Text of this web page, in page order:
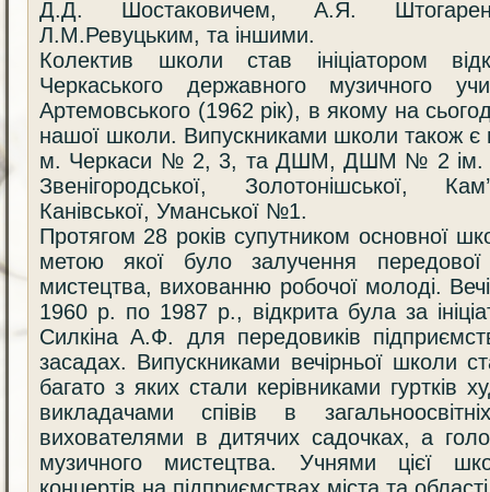
Д.Д. Шостаковичем, А.Я.
Л.М.Ревуцьким, та іншими.
Колектив школи став ініціатором
Черкаського державного музичного
Артемовського (1962 рік), в якому на
нашої школи. Випускниками школи також є
м. Черкаси № 2, 3, та ДШМ, ДШМ № 2 ім.
Звенігородської, Золотонішської,
Канівської, Уманської №1.
Протягом 28 років супутником основної
метою якої було залучення
мистецтва, вихованню робочої молоді.
1960 р. по 1987 р., відкрита була за
Силкіна А.Ф. для передовиків
засадах. Випускниками вечірньої школи
багато з яких стали керівниками гуртків
викладачами співів в
вихователями в дитячих садочках, а
музичного мистецтва. Учнями цієї